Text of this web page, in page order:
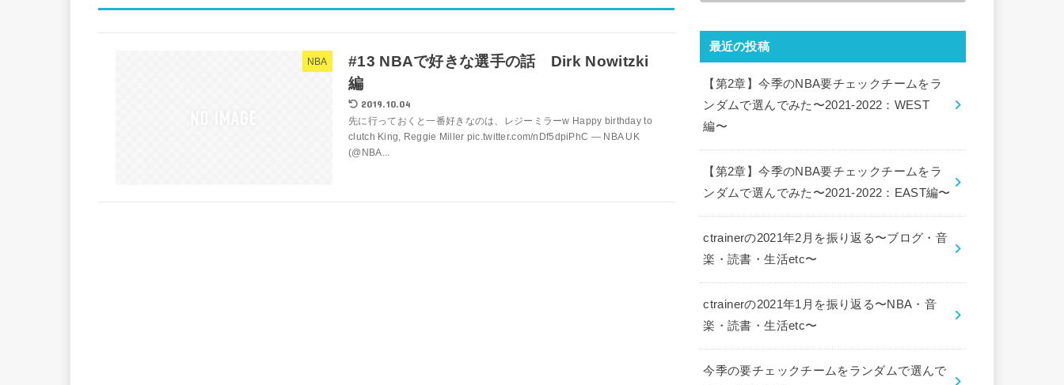
NBA
#13 NBAで好きな選手の話 Dirk Nowitzki
編
2019.10.04
先に行っておくと一番好きなのは、レジーミラーw Happy birthday to
clutch King, Reggie Miller pic.twitter.com/nDf5dpiPhC — NBA UK
(@NBA...
最近の投稿
【第2章】今季のNBA要チェックチームをラ
ンダムで選んでみた〜2021-2022：WEST
編〜
【第2章】今季のNBA要チェックチームをラ
ンダムで選んでみた〜2021-2022：EAST編〜
ctrainerの2021年2月を振り返る〜ブログ・音
楽・読書・生活etc〜
ctrainerの2021年1月を振り返る〜NBA・音
楽・読書・生活etc〜
今季の要チェックチームをランダムで選んで